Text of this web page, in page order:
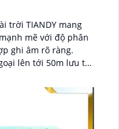
trời TIANDY mang
mẽ với độ phân
ghi âm rõ ràng.
lên tới 50m lưu trữ